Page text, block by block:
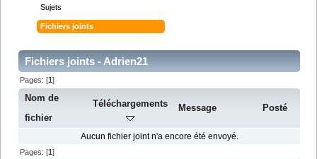
Sujets
Fichiers joints
Fichiers joints - Adrien21
Pages: [1]
Nom de
fichier
Téléchargements Message Posté
Aucun fichier joint n'a encore été envoyé.
Pages: [1]